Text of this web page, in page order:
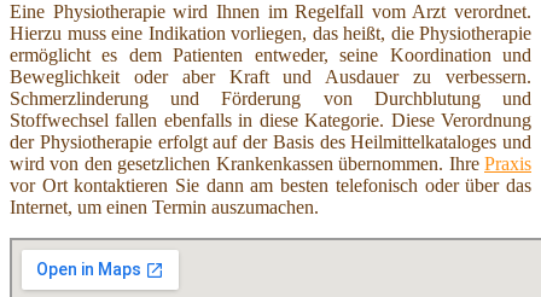
Eine Physiotherapie wird Ihnen im Regelfall vom Arzt verordnet.
Hierzu muss eine Indikation vorliegen, das heißt, die Physiotherapie
ermöglicht es dem Patienten entweder, seine Koordination und
Beweglichkeit oder aber Kraft und Ausdauer zu verbessern.
Schmerzlinderung und Förderung von Durchblutung und
Stoffwechsel fallen ebenfalls in diese Kategorie. Diese Verordnung
der Physiotherapie erfolgt auf der Basis des Heilmittelkataloges und
wird von den gesetzlichen Krankenkassen übernommen. Ihre Praxis
vor Ort kontaktieren Sie dann am besten telefonisch oder über das
Internet, um einen Termin auszumachen.